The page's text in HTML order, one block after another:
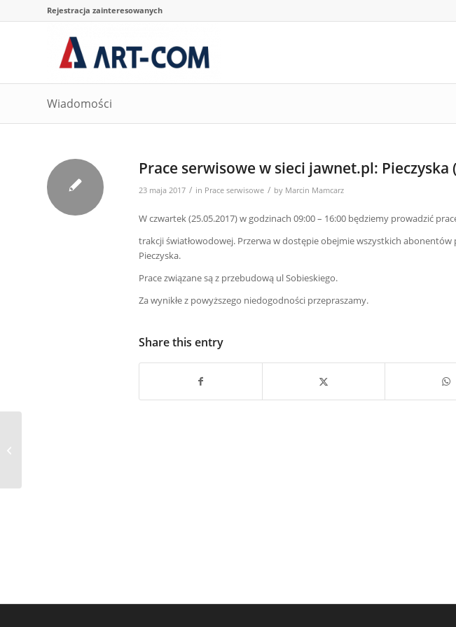
Rejestracja zainteresowanych
Wiadomości
Prace serwisowe w sieci jawnet.pl: Pieczyska
23 maja 2017 / in Prace serwisowe / by Marcin Mamcarz
W czwartek (25.05.2017) w godzinach 09:00 – 16:00 będziemy prowadzić
trakcji światłowodowej. Przerwa w dostępie obejmie wszystkich abonentów
Pieczyska.
Prace związane są z przebudową ul Sobieskiego.
Za wynikłe z powyższego niedogodności przepraszamy.
Share this entry